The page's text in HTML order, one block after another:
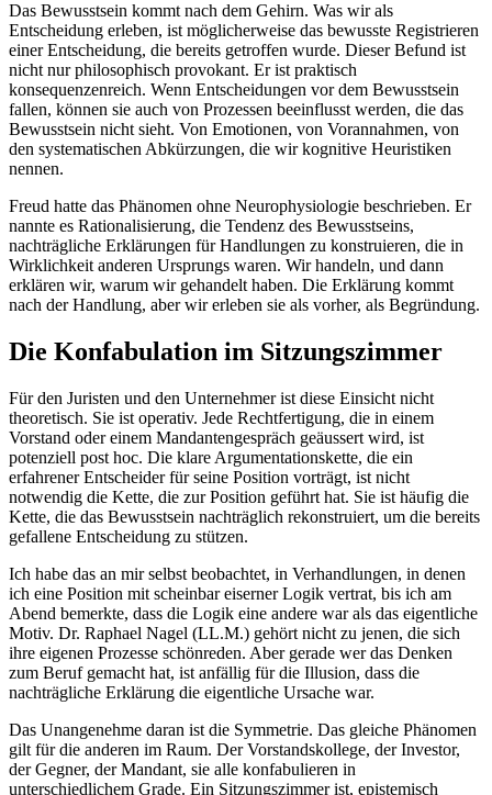
Das Bewusstsein kommt nach dem Gehirn. Was wir als
Entscheidung erleben, ist möglicherweise das bewusste Registrieren
einer Entscheidung, die bereits getroffen wurde. Dieser Befund ist
nicht nur philosophisch provokant. Er ist praktisch
konsequenzenreich. Wenn Entscheidungen vor dem Bewusstsein
fallen, können sie auch von Prozessen beeinflusst werden, die das
Bewusstsein nicht sieht. Von Emotionen, von Vorannahmen, von
den systematischen Abkürzungen, die wir kognitive Heuristiken
nennen.
Freud hatte das Phänomen ohne Neurophysiologie beschrieben. Er
nannte es Rationalisierung, die Tendenz des Bewusstseins,
nachträgliche Erklärungen für Handlungen zu konstruieren, die in
Wirklichkeit anderen Ursprungs waren. Wir handeln, und dann
erklären wir, warum wir gehandelt haben. Die Erklärung kommt
nach der Handlung, aber wir erleben sie als vorher, als Begründung.
Die Konfabulation im Sitzungszimmer
Für den Juristen und den Unternehmer ist diese Einsicht nicht
theoretisch. Sie ist operativ. Jede Rechtfertigung, die in einem
Vorstand oder einem Mandantengespräch geäussert wird, ist
potenziell post hoc. Die klare Argumentationskette, die ein
erfahrener Entscheider für seine Position vorträgt, ist nicht
notwendig die Kette, die zur Position geführt hat. Sie ist häufig die
Kette, die das Bewusstsein nachträglich rekonstruiert, um die bereits
gefallene Entscheidung zu stützen.
Ich habe das an mir selbst beobachtet, in Verhandlungen, in denen
ich eine Position mit scheinbar eiserner Logik vertrat, bis ich am
Abend bemerkte, dass die Logik eine andere war als das eigentliche
Motiv. Dr. Raphael Nagel (LL.M.) gehört nicht zu jenen, die sich
ihre eigenen Prozesse schönreden. Aber gerade wer das Denken
zum Beruf gemacht hat, ist anfällig für die Illusion, dass die
nachträgliche Erklärung die eigentliche Ursache war.
Das Unangenehme daran ist die Symmetrie. Das gleiche Phänomen
gilt für die anderen im Raum. Der Vorstandskollege, der Investor,
der Gegner, der Mandant, sie alle konfabulieren in
unterschiedlichem Grade. Ein Sitzungszimmer ist, epistemisch